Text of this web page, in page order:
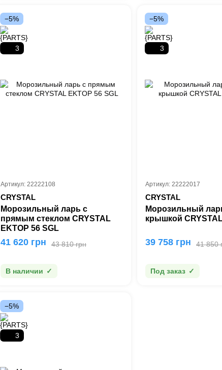
−5%
3
Артикул: 22222108
CRYSTAL
Морозильный ларь с
прямым стеклом CRYSTAL
ΕΚΤΟΡ 56 SGL
43 810 грн
41 620 грн
В наличии
−5%
3
Артикул: 22222017
CRYSTAL
Морозильный
крышкой
41 850
39 758 грн
Под заказ
−5%
3